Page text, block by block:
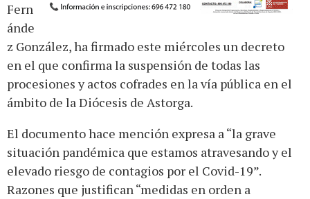
Fern
ánde
z González, ha firmado este miércoles un decreto
en el que confirma la suspensión de todas las
procesiones y actos cofrades en la vía pública en el
ámbito de la Diócesis de Astorga.
El documento hace mención expresa a “la grave
situación pandémica que estamos atravesando y el
elevado riesgo de contagios por el Covid-19”.
Razones que justifican “medidas en orden a